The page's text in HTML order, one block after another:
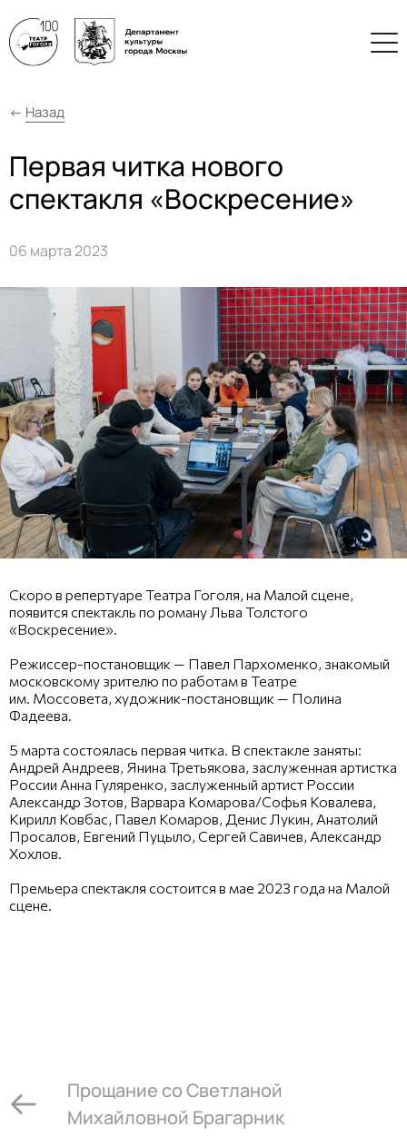
← Назад
Первая читка нового
спектакля «Воскресение»
06 марта 2023
Скоро в репертуаре Театра Гоголя, на Малой сцене,
появится спектакль по роману Льва Толстого
«Воскресение».
Режиссер-постановщик — Павел Пархоменко, знакомый
московскому зрителю по работам в Театре
им. Моссовета, художник-постановщик — Полина
Фадеева.
5 марта состоялась первая читка. В спектакле заняты:
Андрей Андреев, Янина Третьякова, заслуженная артистка
России Анна Гуляренко, заслуженный артист России
Александр Зотов, Варвара Комарова/Софья Ковалева,
Кирилл Ковбас, Павел Комаров, Денис Лукин, Анатолий
Просалов, Евгений Пуцыло, Сергей Савичев, Александр
Хохлов.
Премьера спектакля состоится в мае 2023 года на Малой
сцене.
Прощание со Светланой
Михайловной Брагарник